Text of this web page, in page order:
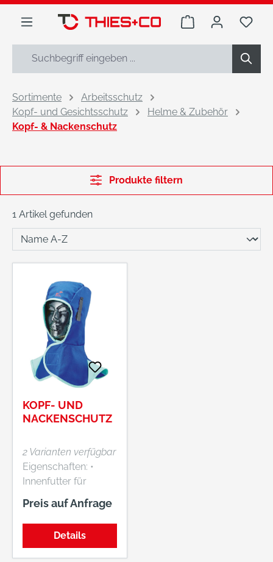
springen
Warenkorb Du
Sortimente
Arbeitsschutz
Kopf- und Gesichtsschutz
Helme & Zubehör
Kopf- & Nackenschutz
Produkte filtern
1 Artikel gefunden
KOPF- UND
NACKENSCHUTZ
2 Varianten verfügbar
Eigenschaften: •
Innenfutter für
kühlen
Tragekomfort,
Luftpolster und
schweißaufsaugend
Preis auf Anfrage
Details